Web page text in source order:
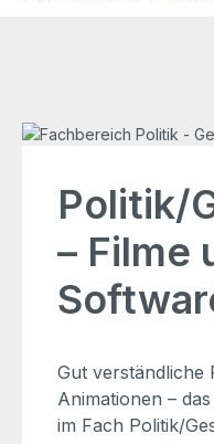
Politik/
– Filme
Gut verständliche
Animationen –
im Fach Politik/